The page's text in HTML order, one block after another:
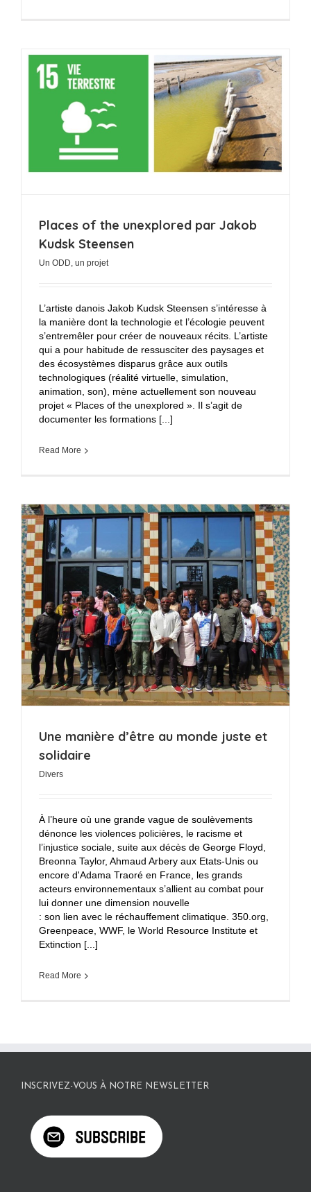
Places of the unexplored par Jakob
Kudsk Steensen
Un ODD, un projet
L’artiste danois Jakob Kudsk Steensen s’intéresse à
la manière dont la technologie et l’écologie peuvent
s’entremêler pour créer de nouveaux récits. L’artiste
qui a pour habitude de ressusciter des paysages et
des écosystèmes disparus grâce aux outils
technologiques (réalité virtuelle, simulation,
animation, son), mène actuellement son nouveau
projet « Places of the unexplored ». Il s’agit de
documenter les formations [...]
Read More
Une manière d’être au monde juste et
solidaire
Divers
À l’heure où une grande vague de soulèvements
dénonce les violences policières, le racisme et
l’injustice sociale, suite aux décès de George Floyd,
Breonna Taylor, Ahmaud Arbery aux Etats-Unis ou
encore d'Adama Traoré en France, les grands
acteurs environnementaux s’allient au combat pour
lui donner une dimension nouvelle
: son lien avec le réchauffement climatique. 350.org,
Greenpeace, WWF, le World Resource Institute et
Extinction [...]
Read More
INSCRIVEZ-VOUS À NOTRE NEWSLETTER